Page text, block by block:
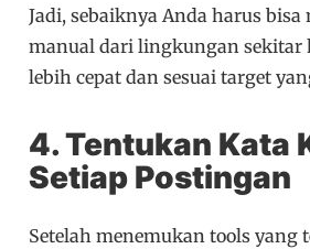
Jadi, sebaiknya Anda harus
manual dari lingkungan sekitar
lebih cepat dan sesuai target
4. Tentukan Kata
Setiap Postingan
Setelah menemukan tools yang